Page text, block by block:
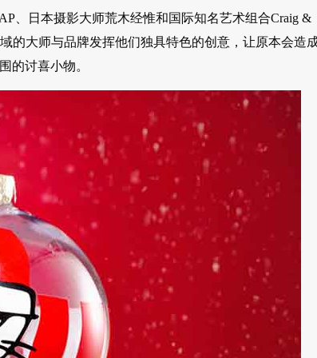
、日本摄影大师荒木经惟和国际知名艺术组合Craig &
的大师与品牌发挥他们独具特色的创意，让原本会造
的讨喜小物。